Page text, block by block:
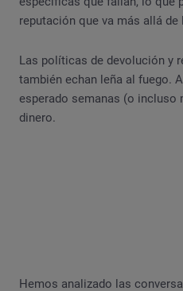
reputación que va más allá
Las políticas de devolución y
también echan leña al fuego.
esperado semanas (o incluso
dinero.
Hemos analizado las